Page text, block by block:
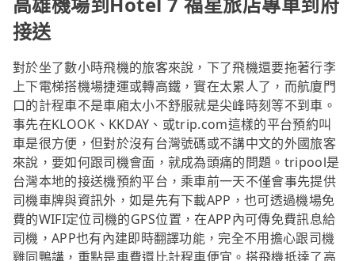
接送
對於坐了數小時飛機的旅客來說，下了飛機還要拖著行李
上下電梯搭機場捷運或轉高鐵，實在太累人了，而航廈門
口的計程車不是車廂太小不舒服就是尖峰時刻等不到車。
事先在KLOOK、KKDAY、或trip.com這樣的平台預約叫
車是很方便，但對於沒有台灣號碼或不講中文的外國旅客
來說，要如何跟司機會面，就成為頭痛的問題。tripool是
台灣本地的接送機預約平台，乘車前一天不僅會事先提供
司機車牌與資訊外，如是先有下載APP，也可透過機場免
費的WIFI定位司機的GPS位置，在APP內可傳免費訊息給
司機，APP也有內建即時翻譯功能，完全不用擔心跟司機
雞同鴨講，重點是車費還比計程車便宜。搭飛機抵達了高